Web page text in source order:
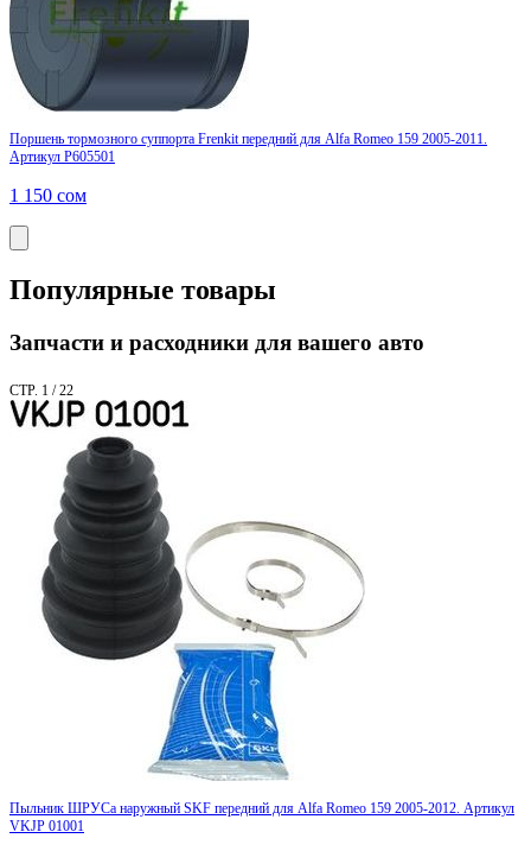
Поршень тормозного суппорта Frenkit передний для Alfa Romeo 159 2005-2011.
Артикул P605501
1 150 сом
Популярные товары
Запчасти и расходники для вашего авто
СТР. 1 / 22
Пыльник ШРУСа наружный SKF передний для Alfa Romeo 159 2005-2012. Артикул
VKJP 01001